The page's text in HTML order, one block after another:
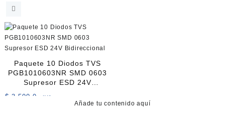
Paquete 10 Diodos TVS
PGB1010603NR SMD 0603
Supresor ESD 24V
$ 3.500,0 +IVA
Añade tu contenido aquí